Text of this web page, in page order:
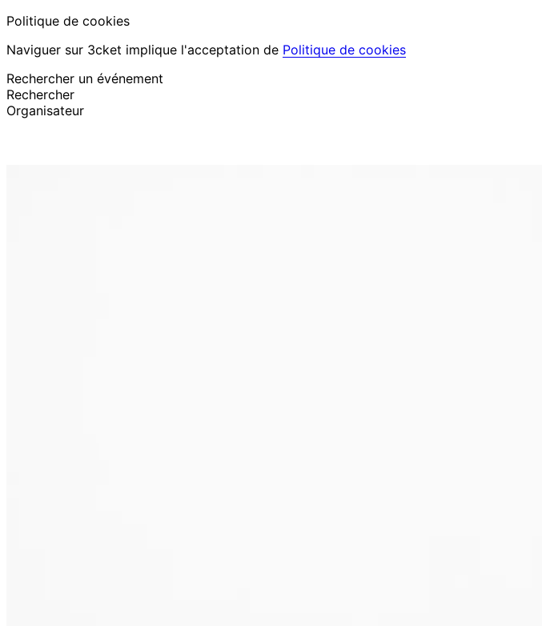
Politique de cookies
Naviguer sur 3cket implique l'acceptation de Politique de cookies
Rechercher un événement
Rechercher
Organisateur